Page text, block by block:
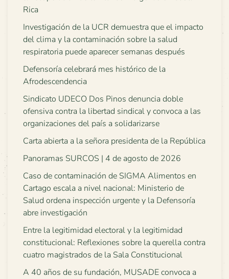
Rica
Investigación de la UCR demuestra que el impacto
del clima y la contaminación sobre la salud
respiratoria puede aparecer semanas después
Defensoría celebrará mes histórico de la
Afrodescendencia
Sindicato UDECO Dos Pinos denuncia doble
ofensiva contra la libertad sindical y convoca a las
organizaciones del país a solidarizarse
Carta abierta a la señora presidenta de la República
Panoramas SURCOS | 4 de agosto de 2026
Caso de contaminación de SIGMA Alimentos en
Cartago escala a nivel nacional: Ministerio de
Salud ordena inspección urgente y la Defensoría
abre investigación
Entre la legitimidad electoral y la legitimidad
constitucional: Reflexiones sobre la querella contra
cuatro magistrados de la Sala Constitucional
A 40 años de su fundación, MUSADE convoca a